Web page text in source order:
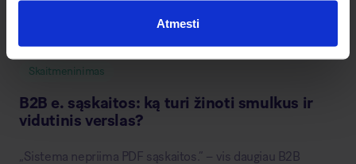
Atmesti
Skaitmeninimas
B2B e. sąskaitos: ką turi žinoti smulkus ir
vidutinis verslas?
„Sistema nepriima PDF sąskaitos.“ – vis daugiau B2B